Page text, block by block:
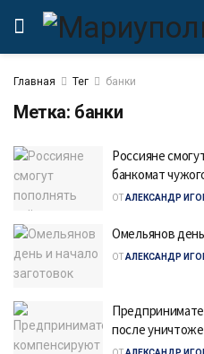
Главная Тег банки
Метка: банки
Россияне
банкомат
ОТАЛЕКСАНДР
Омельянов
ОТАЛЕКСАНДР
после